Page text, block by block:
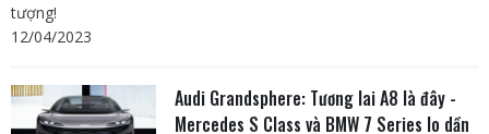
tượng!
12/04/2023
Audi Grandsphere: Tương lai A8 là đây -
Mercedes S Class và BMW 7 Series lo dần